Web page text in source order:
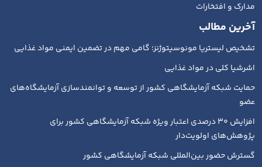
مدارک و افتخارات
آخرین مطالب
تشخیص لیستریا مونوسیتوژنز؛ گامی مهم در تضمین ایمنی مواد غذایی
اشرشیا کلی در مواد غذایی
حمایت شبکه آزمایشگاهی کشور از توسعه و توانمندسازی آزمایشگاه‌های
عضو
افزایش ۳۰ درصدی اعتبار ویژه شبکه آزمایشگاهی کشور برای
پژوهش‌های اولویت‌دار
گسترش حضور بین‌المللی شبکه آزمایشگاهی کشور